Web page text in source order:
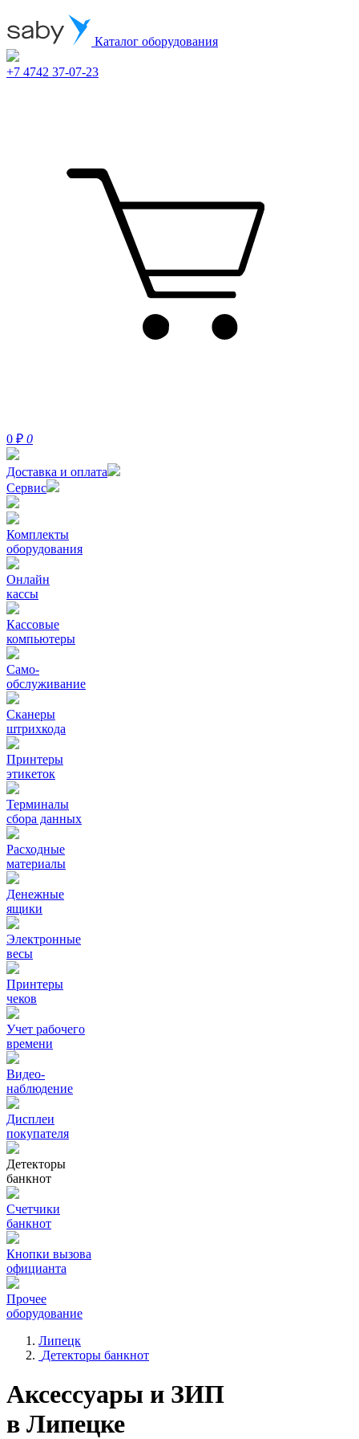
Каталог оборудования
+7 4742 37-07-23
0 ₽ 0
Доставка и оплата
Сервис
Комплекты
оборудования
Онлайн
кассы
Кассовые
компьютеры
Само-
обслуживание
Сканеры
штрихкода
Принтеры
этикеток
Терминалы
сбора данных
Расходные
материалы
Денежные
ящики
Электронные
весы
Принтеры
чеков
Учет рабочего
времени
Видео‑
наблюдение
Дисплеи
покупателя
Детекторы
банкнот
Счетчики
банкнот
Кнопки вызова
официанта
Прочее
оборудование
Липецк
Детекторы банкнот
Аксессуары и ЗИП
в Липецке